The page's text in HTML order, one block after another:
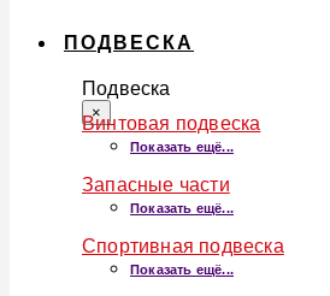
ПОДВЕСКА
Подвеска
×
Винтовая подвеска
Показать ещё...
Запасные части
Показать ещё...
Спортивная подвеска
Показать ещё...